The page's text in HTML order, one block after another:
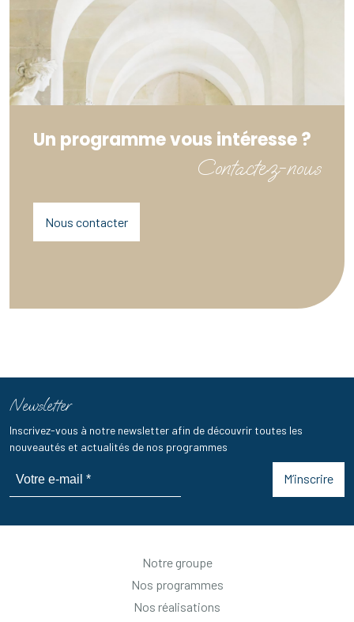
Un programme vous intéresse ?
Contactez-nous
Nous contacter
Newsletter
Inscrivez-vous à notre newsletter afin de découvrir toutes les
nouveautés et actualités de nos programmes
M’inscrire
Notre groupe
Nos programmes
Nos réalisations